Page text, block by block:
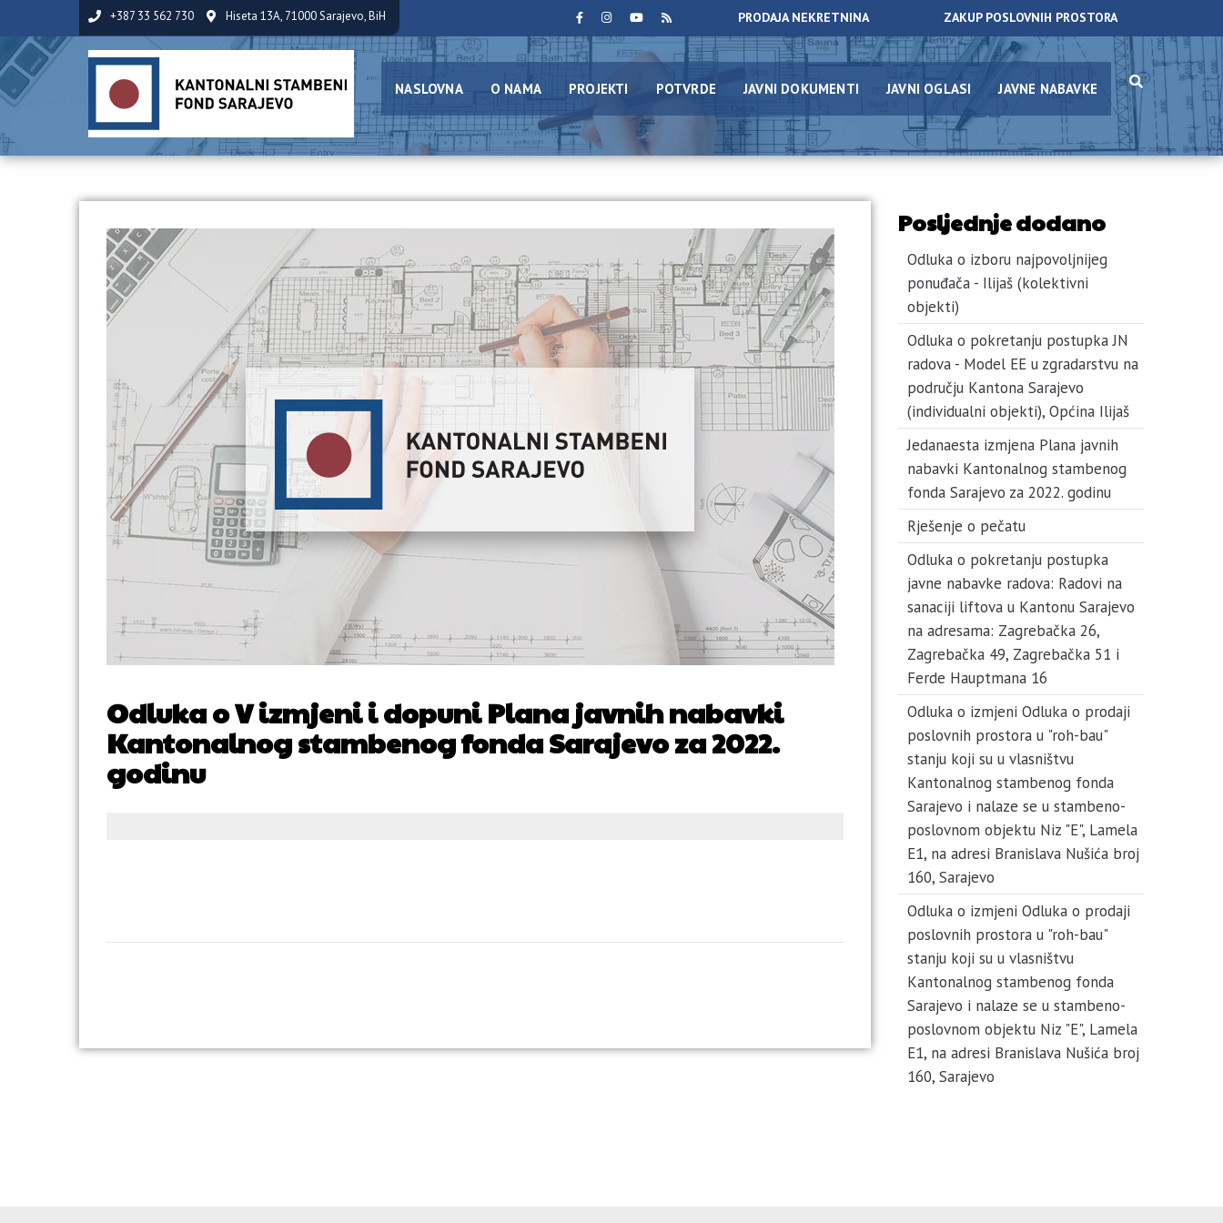
+387 33 562 730 Hiseta 13A, 71000 Sarajevo, BiH PRODAJA NEKRETNINA ZAKUP POSLOVNIH PROSTORA
NASLOVNA O NAMA PROJEKTI POTVRDE JAVNI DOKUMENTI JAVNI OGLASI JAVNE NABAVKE
Odluka o V izmjeni i dopuni Plana javnih nabavki
Kantonalnog stambenog fonda Sarajevo za 2022.
godinu
Posljednje dodano
Odluka o izboru najpovoljnijeg
ponuđača - Ilijaš (kolektivni
objekti)
Odluka o pokretanju postupka JN
radova - Model EE u zgradarstvu na
području Kantona Sarajevo
(individualni objekti), Općina Ilijaš
Jedanaesta izmjena Plana javnih
nabavki Kantonalnog stambenog
fonda Sarajevo za 2022. godinu
Rješenje o pečatu
Odluka o pokretanju postupka
javne nabavke radova: Radovi na
sanaciji liftova u Kantonu Sarajevo
na adresama: Zagrebačka 26,
Zagrebačka 49, Zagrebačka 51 i
Ferde Hauptmana 16
Odluka o izmjeni Odluka o prodaji
poslovnih prostora u "roh-bau"
stanju koji su u vlasništvu
Kantonalnog stambenog fonda
Sarajevo i nalaze se u stambeno-
poslovnom objektu Niz "E", Lamela
E1, na adresi Branislava Nušića broj
160, Sarajevo
Odluka o izmjeni Odluka o prodaji
poslovnih prostora u "roh-bau"
stanju koji su u vlasništvu
Kantonalnog stambenog fonda
Sarajevo i nalaze se u stambeno-
poslovnom objektu Niz "E", Lamela
E1, na adresi Branislava Nušića broj
160, Sarajevo